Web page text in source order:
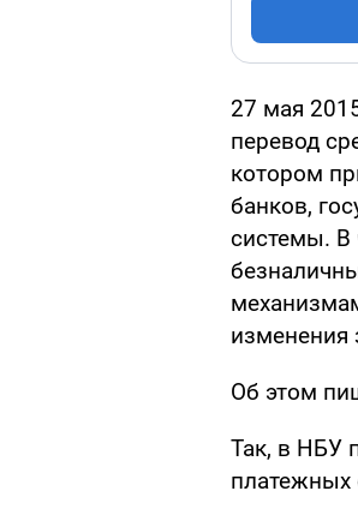
27 мая
перевод
котором
банков,
системы. В
изменения
Об этом
Так, в НБУ
платежных